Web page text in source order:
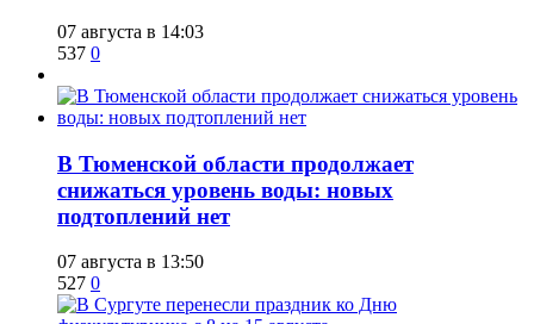
07 августа в 14:03
537 0
​В Тюменской области продолжает
снижаться уровень воды: новых
подтоплений нет
07 августа в 13:50
527 0